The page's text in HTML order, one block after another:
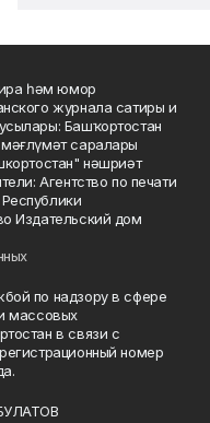
һәм юмор
журнала сатиры и
Башҡортостан
саралары
нәшриәт
Агентство по печати
Издательский дом
по надзору в сфере
массовых
в связи с
номер